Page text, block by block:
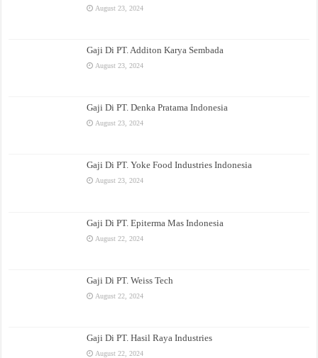
August 23, 2024
Gaji Di PT. Additon Karya Sembada
August 23, 2024
Gaji Di PT. Denka Pratama Indonesia
August 23, 2024
Gaji Di PT. Yoke Food Industries Indonesia
August 23, 2024
Gaji Di PT. Epiterma Mas Indonesia
August 22, 2024
Gaji Di PT. Weiss Tech
August 22, 2024
Gaji Di PT. Hasil Raya Industries
August 22, 2024